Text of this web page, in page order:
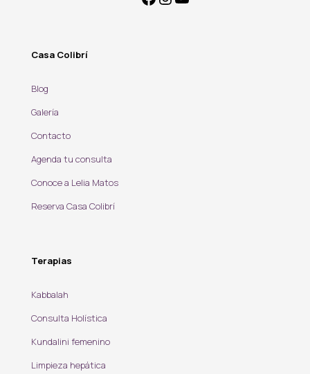
Casa Colibrí
Blog
Galería
Contacto
Agenda tu consulta
Conoce a Lelia Matos
Reserva Casa Colibrí
Terapias
Kabbalah
Consulta Holística
Kundalini femenino
Limpieza hepática